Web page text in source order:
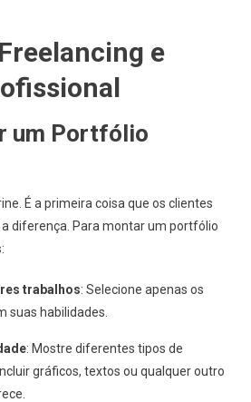
e
um Portfólio
É a primeira coisa que os clientes
diferença. Para montar um portfólio
trabalhos: Selecione apenas os
suas habilidades.
: Mostre diferentes tipos de
gráficos, textos ou qualquer outro